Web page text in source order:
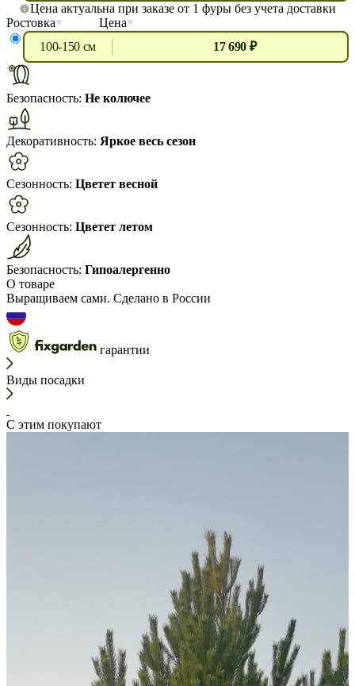
Цена актуальна при заказе от 1 фуры без учета доставки
Ростовка
Цена
100-150 см
17 690 ₽
Безопасность: Не колючее
Декоративность: Яркое весь сезон
Сезонность: Цветет весной
Сезонность: Цветет летом
Безопасность: Гипоалергенно
О товаре
Выращиваем сами. Сделано в России
гарантии
Виды посадки
С этим покупают